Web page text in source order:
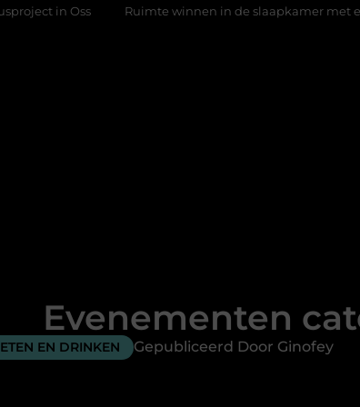
Ruimte winnen in de slaapkamer met een boxspring
Evenementen
ETEN EN DRINKEN Gepubliceerd Door Ginofey